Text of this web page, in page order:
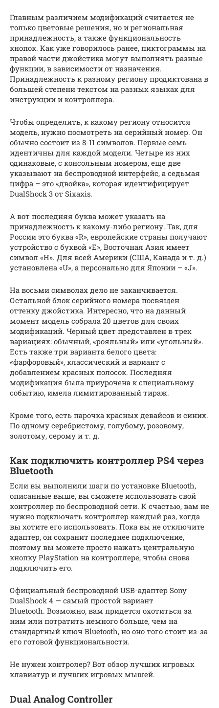
Главным различием модификаций считается не
только цветовые решения, но и региональная
принадлежность, а также функциональность
кнопок. Как уже говорилось ранее, пиктограммы на
правой части джойстика могут выполнять разные
функции, в зависимости от назначения.
Принадлежность к разному региону продиктована в
большей степени текстом на разных языках для
инструкции и контроллера.
Чтобы определить, к какому региону относится
модель, нужно посмотреть на серийный номер. Он
обычно состоит из 8-11 символов. Первые семь
идентичны для каждой модели. Четыре из них
одинаковые, с консольным номером, еще две
указывают на беспроводной интерфейс, а седьмая
цифра – это «двойка», которая идентифицирует
DualShock 3 от Sixaxis.
А вот последняя буква может указать на
принадлежность к какому-либо региону. Так, для
России это буква «R», европейские страны получают
устройство с буквой «Е», Восточная Азия имеет
символ «Н». Для всей Америки (США, Канада и т. д.)
установлена «U», а персонально для Японии – «J».
На восьми символах дело не заканчивается.
Остальной блок серийного номера посвящен
оттенку джойстика. Интересно, что на данный
момент модель собрала 20 цветов для своих
модификаций. Черный цвет представлен в трех
вариациях: обычный, «рояльный» или «угольный».
Есть также три варианта белого цвета:
«фарфоровый», классический и вариант с
добавлением красных полосок. Последняя
модификация была приурочена к специальному
событию, имела лимитированный тираж.
Кроме того, есть парочка красных девайсов и синих.
По одному серебристому, голубому, розовому,
золотому, серому и т. д.
Как подключить контроллер PS4 через
Bluetooth
Если вы выполнили шаги по установке Bluetooth,
описанные выше, вы сможете использовать свой
контроллер по беспроводной сети. К счастью, вам не
нужно подключать контроллер каждый раз, когда
вы хотите его использовать. Пока вы не отключите
адаптер, он сохранит последнее подключение,
поэтому вы можете просто нажать центральную
кнопку PlayStation на контроллере, чтобы снова
подключить его.
Официальный беспроводной USB-адаптер Sony
DualShock 4 — самый простой вариант
Bluetooth. Возможно, вам придется охотиться за
ним или потратить немного больше, чем на
стандартный ключ Bluetooth, но оно того стоит из-за
его готовой функциональности.
Не нужен контролер? Вот обзор лучших игровых
клавиатур и лучших игровых мышей.
Dual Analog Controller